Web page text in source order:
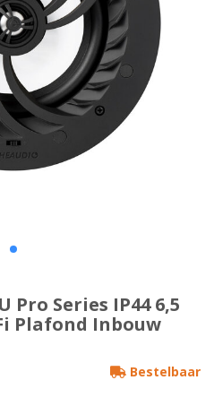
Pro Series IP44 6,5
Plafond Inbouw
Bestelbaar